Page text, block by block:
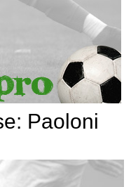
Paoloni